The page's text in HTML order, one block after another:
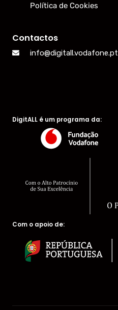
Política de Cookies
Contactos
info@digitall.vodafone.pt
DigitALL é um programa da:
Com o apoio de: